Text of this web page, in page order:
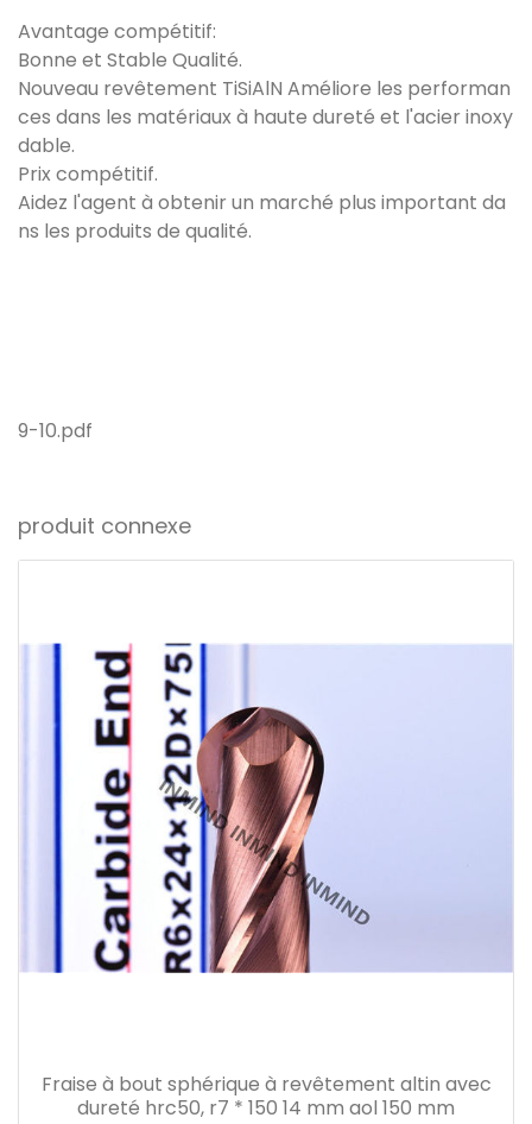
Avantage compétitif:
Bonne et Stable Qualité.
Nouveau revêtement TiSiAlN Améliore les performan
ces dans les matériaux à haute dureté et l'acier inoxy
dable.
Prix ​​compétitif.
Aidez l'agent à obtenir un marché plus important da
ns les produits de qualité.
9-10.pdf
produit connexe
Fraise à bout sphérique à revêtement altin avec
dureté hrc50, r7 * 150 14 mm aol 150 mm